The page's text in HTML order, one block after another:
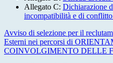
Allegato C: Dichiarazione
incompatibilità e di
Avviso di selezione per il
Esterni nei percorsi di
COINVOLGIMENTO DELLE